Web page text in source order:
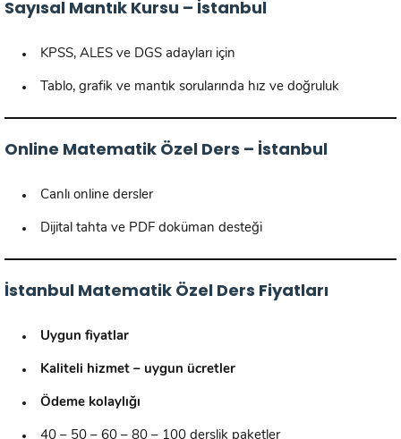
Sayısal Mantık Kursu – İstanbul
KPSS, ALES ve DGS adayları için
Tablo, grafik ve mantık sorularında hız ve doğruluk
Online Matematik Özel Ders – İstanbul
Canlı online dersler
Dijital tahta ve PDF doküman desteği
İstanbul Matematik Özel Ders Fiyatları
Uygun fiyatlar
Kaliteli hizmet – uygun ücretler
Ödeme kolaylığı
40 – 50 – 60 – 80 – 100 derslik paketler